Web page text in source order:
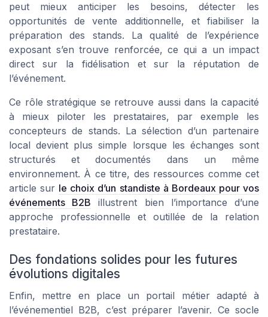
peut mieux anticiper les besoins, détecter les
opportunités de vente additionnelle, et fiabiliser la
préparation des stands. La qualité de l’expérience
exposant s’en trouve renforcée, ce qui a un impact
direct sur la fidélisation et sur la réputation de
l’événement.
Ce rôle stratégique se retrouve aussi dans la capacité
à mieux piloter les prestataires, par exemple les
concepteurs de stands. La sélection d’un partenaire
local devient plus simple lorsque les échanges sont
structurés et documentés dans un même
environnement. À ce titre, des ressources comme cet
article sur le choix d’un standiste à Bordeaux pour vos
événements B2B illustrent bien l’importance d’une
approche professionnelle et outillée de la relation
prestataire.
Des fondations solides pour les futures
évolutions digitales
Enfin, mettre en place un portail métier adapté à
l’événementiel B2B, c’est préparer l’avenir. Ce socle